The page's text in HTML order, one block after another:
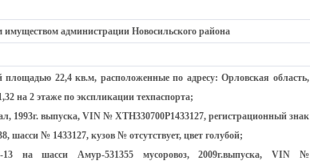
администрации Новосильского района
22,4 кв.м, расположенные по адресу: Орловская область,
на 2 этаже по экспликации техпаспорта;
1993г. выпуска, VIN № XTH330700Р1433127, регистрационный знак
шасси № 1433127, кузов № отсутствует, цвет голубой;
13 на шасси Амур-531355 мусоровоз, 2009г.выпуска, VIN №